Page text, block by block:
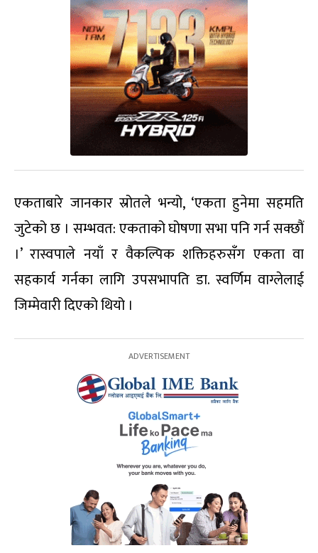
एकताबारे जानकार स्रोतले भन्यो, ‘एकता हुनेमा सहमति
जुटेको छ । सम्भवत: एकताको घोषणा सभा पनि गर्न सक्छौं
।’ रास्वपाले नयाँ र वैकल्पिक शक्तिहरुसँग एकता वा
सहकार्य गर्नका लागि उपसभापति डा. स्वर्णिम वाग्लेलाई
जिम्मेवारी दिएको थियो ।